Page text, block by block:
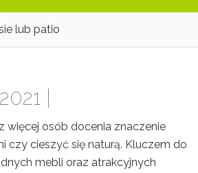
lub patio
|
więcej osób docenia znaczenie
czy cieszyć się naturą. Kluczem do
mebli oraz atrakcyjnych